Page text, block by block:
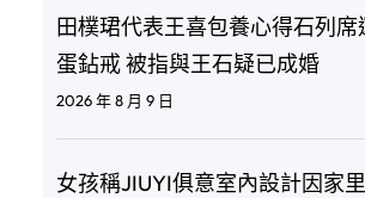
田樸珺代表王喜包養心得石列席
蛋鉆戒 被指與王石疑已成婚
2026 年 8 月 9 日
女孩稱JIUYI俱意室內設計因家